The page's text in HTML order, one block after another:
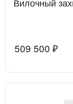
Вилочный
509 500 ₽